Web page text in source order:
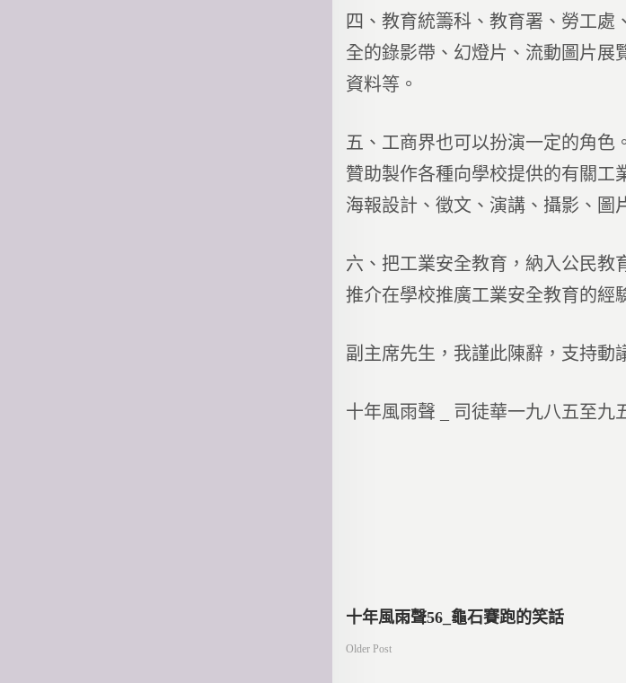
四、教育統籌科、教育署、勞工
全的錄影帶、幻燈片、流動圖片展
資料等。
五、工商界也可以扮演一定的角色
贊助製作各種向學校提供的有關工
海報設計、徵文、演講、攝影、圖
六、把工業安全教育，納入公民教
推介在學校推廣工業安全教育的經
副主席先生，我謹此陳辭，支持動
十年風雨聲 _ 司徒華一九八五至九
文
十年風雨聲56_龜石賽跑的笑話
Older Post